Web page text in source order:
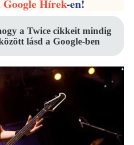
Google Hírek-en!
a Twice cikkeit mindig
lásd a Google-ben